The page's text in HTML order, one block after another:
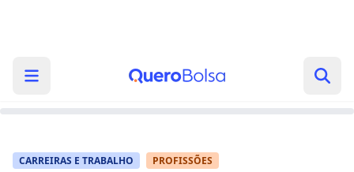
CARREIRAS E TRABALHO PROFISSÕES